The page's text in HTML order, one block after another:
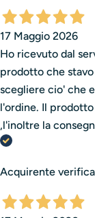
17 Maggio 2026
Ho ricevuto dal
prodotto che
scegliere cio' che
l'ordine. Il
,l'inoltre la
Acquirente